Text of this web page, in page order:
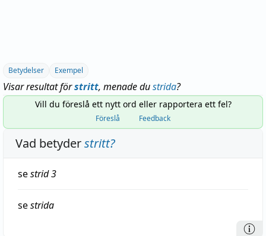
Betydelser Exempel
Visar resultat förstritt, menade dustrida?
Vill du föreslå ett nytt ord eller rapportera ett fel?
Föreslå Feedback
Vad betyderstritt?
sestrid3
sestrida